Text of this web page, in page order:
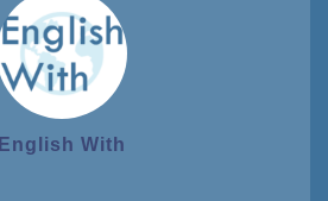
English With